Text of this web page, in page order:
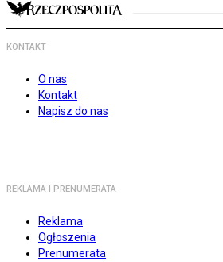
KONTAKT
O nas
Kontakt
Napisz do nas
REKLAMA I PRENUMERATA
Reklama
Ogłoszenia
Prenumerata